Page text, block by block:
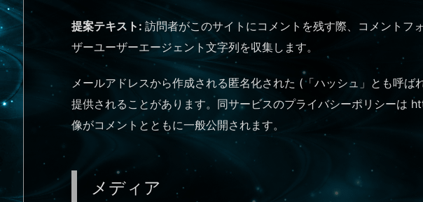
提案テキスト: 訪問者がこのサイトにコメントを残す際、コメントフ
ザーユーザーエージェント文字列を収集します。
メールアドレスから作成される匿名化された (「ハッシュ」とも呼
提供されることがあります。同サービスのプライバシーポリシー
像がコメントとともに一般公開されます。
メディア